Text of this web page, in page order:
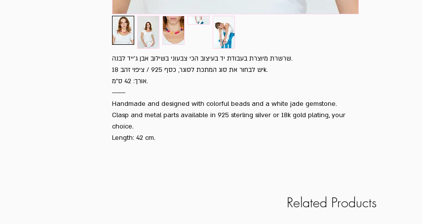
שרשרת מיוצרת בעבודת יד בעיצוב הכי צבעוני בשילוב אבן ג’ייד לבנה.
יש לבחור את סוג המתכת לסוגר, כסף 925 / ציפוי זהב 18k.
אורך: 42 ס”מ.
———
Handmade and designed with colorful beads and a white jade gemstone.
Clasp and metal parts available in 925 sterling silver or 18k gold plating, your
choice.
Length: 42 cm.
Related Products